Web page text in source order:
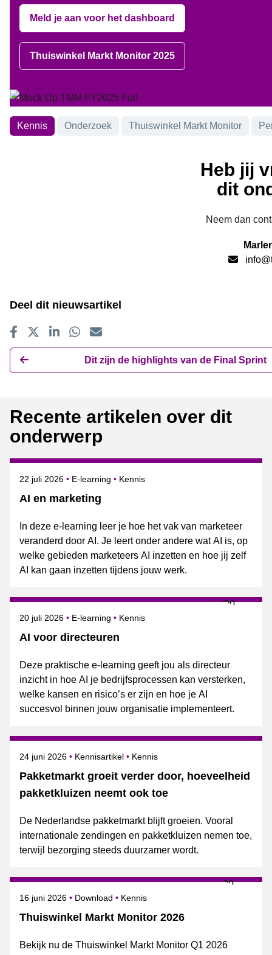
Meld je aan voor het dashboard
Thuiswinkel Markt Monitor 2025
Onderwerpen
Kennis Onderzoek Thuiswinkel Markt Monitor
Heb jij
dit
Neem dan
Deel dit nieuwsartikel
Delen op Facebook
TweetDelen op LinkedIn
Delen op WhatsApp
E-mailadres
Dit zijn de highlights van de Final Sprint
Recente artikelen over dit
onderwerp
AI en marketing
Gepubliceerd op
22 juli 2026 E-learning Onderwerpen
Kennis
In deze e-learning leer je hoe het vak van marketeer
veranderd door AI. Je leert onder andere wat AI is, op
welke gebieden marketeers AI inzetten en hoe jij zelf
AI kan gaan inzetten tijdens jouw werk.
AI voor directeuren
Gepubliceerd op
20 juli 2026 E-learning Onderwerpen
Kennis
Deze praktische e-learning geeft jou als directeur
inzicht in hoe AI je bedrijfsprocessen kan versterken,
welke kansen en risico’s er zijn en hoe je AI
succesvol binnen jouw organisatie implementeert.
Pakketmarkt groeit verder door, hoeveelheid
pakketkluizen neemt ook toe
Gepubliceerd op
24 juni 2026 Kennisartikel Onderwerpen
Kennis
De Nederlandse pakketmarkt blijft groeien. Vooral
internationale zendingen en pakketkluizen nemen toe,
terwijl bezorging steeds duurzamer wordt.
Thuiswinkel Markt Monitor 2026
Gepubliceerd op
16 juni 2026 Download Onderwerpen
Kennis
Bekijk nu de Thuiswinkel Markt Monitor Q1 2026